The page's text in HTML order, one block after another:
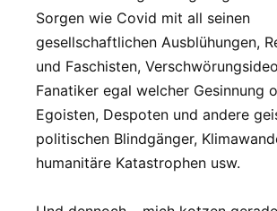
Sorgen wie Covid mit all seinen
gesellschaftlichen Ausblühungen,
und Faschisten,
Fanatiker egal welcher Gesinnung
Egoisten, Despoten und andere
politischen Blindgänger,
humanitäre Katastrophen usw.